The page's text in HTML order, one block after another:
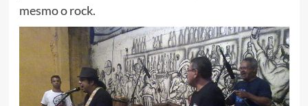
mesmo o rock.